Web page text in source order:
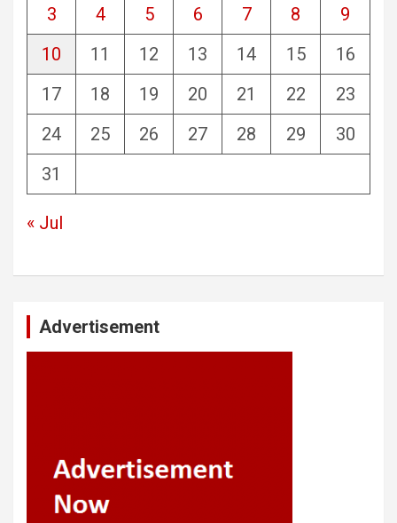
3
4 5 6 7 8
9
10
11 12 13 14 15
16
17
18 19 20 21 22
23
24
25 26 27 28 29
30
31
« Jul
Advertisement